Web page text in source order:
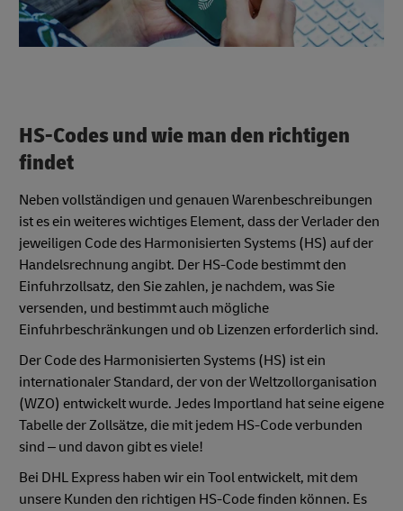
HS-Codes und wie man den richtigen
findet
Neben vollständigen und genauen Warenbeschreibungen
ist es ein weiteres wichtiges Element, dass der Verlader den
jeweiligen Code des Harmonisierten Systems (HS) auf der
Handelsrechnung angibt. Der HS-Code bestimmt den
Einfuhrzollsatz, den Sie zahlen, je nachdem, was Sie
versenden, und bestimmt auch mögliche
Einfuhrbeschränkungen und ob Lizenzen erforderlich sind.
Der Code des Harmonisierten Systems (HS) ist ein
internationaler Standard, der von der Weltzollorganisation
(WZO) entwickelt wurde. Jedes Importland hat seine eigene
Tabelle der Zollsätze, die mit jedem HS-Code verbunden
sind – und davon gibt es viele!
Bei DHL Express haben wir ein Tool entwickelt, mit dem
unsere Kunden den richtigen HS-Code finden können. Es